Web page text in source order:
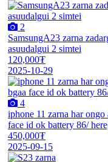
2
SamsungA23 zarna
asuudalgui 2 simtei
120,000₮
2025-10-29
4
iphone 11 zarna har
face id ok battery 86/
450,000₮
2025-09-15